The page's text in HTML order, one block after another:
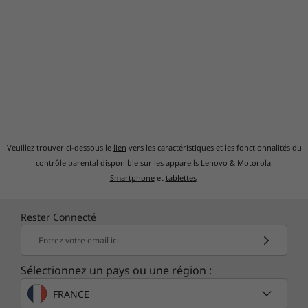
MIL-STD 810H du ministère américain de la
Défense. Nous les testons selon 26 procédures
pour garantir leur fonctionnement en
entre autres, les variables de température, de
d’environnements hostiles tels que l’Arctique et
les déserts avec leurs tempêtes de sable.
Veuillez trouver ci-dessous le lien vers les caractéristiques et les fonctionnalités du
contrôle parental disponible sur les appareils Lenovo & Motorola.
Smartphoneet tablettes
Rester Connecté
Entrez votre email ici
Sélectionnez un pays ou une région :
FRANCE